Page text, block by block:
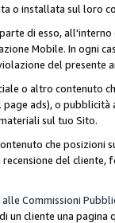
o installata sul loro
di esso,
Mobile. In ogni
del presente
o altro contenuto
ads), o
sul tuo Sito.
che
del
Commissioni
un cliente una